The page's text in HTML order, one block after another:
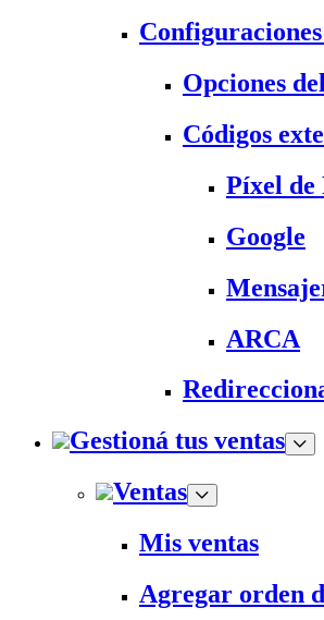
Opciones
Códigos
Píxel de
Google
ARCA
Gestioná tus ventas
Ventas
Mis ventas
Agregar orden